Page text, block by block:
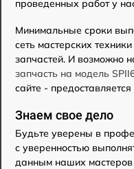
проведенных работ у
Минимальные сроки
сеть мастерских
запчастей. И возможно
запчасть на модель
сайте -
Знаем свое дело
Будьте уверены в
с уверенностью
данным наших мастеров